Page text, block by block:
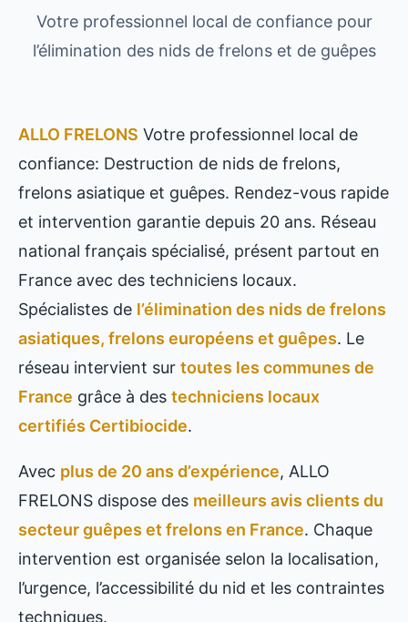
Votre professionnel local de confiance pour
l’élimination des nids de frelons et de guêpes
ALLO FRELONS Votre professionnel local de
confiance: Destruction de nids de frelons,
frelons asiatique et guêpes. Rendez-vous rapide
et intervention garantie depuis 20 ans. Réseau
national français spécialisé, présent partout en
France avec des techniciens locaux.
Spécialistes de l’élimination des nids de frelons
asiatiques, frelons européens et guêpes. Le
réseau intervient sur toutes les communes de
France grâce à des techniciens locaux
certifiés Certibiocide.
Avec plus de 20 ans d’expérience, ALLO
FRELONS dispose des meilleurs avis clients du
secteur guêpes et frelons en France. Chaque
intervention est organisée selon la localisation,
l’urgence, l’accessibilité du nid et les contraintes
techniques.